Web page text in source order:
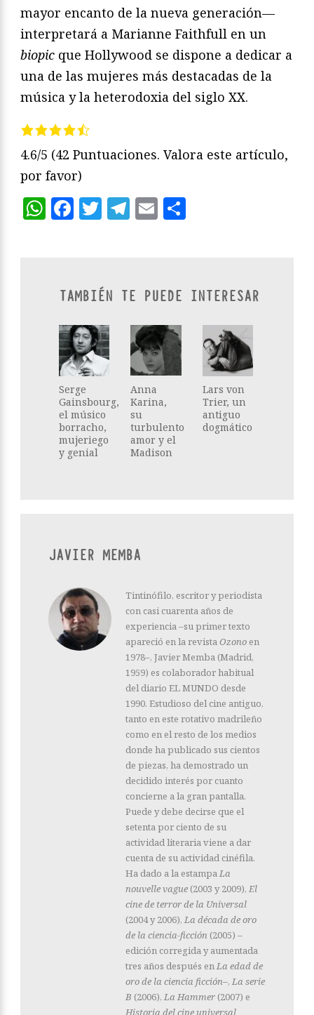
mayor encanto de la nueva generación—
interpretará a Marianne Faithfull en un
biopic que Hollywood se dispone a dedicar a
una de las mujeres más destacadas de la
música y la heterodoxia del siglo XX.
4.6/5 (42 Puntuaciones. Valora este artículo,
por favor)
WhatsApp
Facebook
Twitter
Telegram
Email
TAMBIÉN TE PUEDE INTERESAR
Serge
Gainsbourg,
el músico
borracho,
mujeriego
y genial
Anna
Karina,
su
turbulento
amor y el
Madison
Lars von
Trier, un
antiguo
dogmático
JAVIER MEMBA
Tintinófilo, escritor y periodista
con casi cuarenta años de
experiencia –su primer texto
apareció en la revistaOzono en
1978–, Javier Memba (Madrid,
1959) es colaborador habitual
del diario EL MUNDO desde
1990. Estudioso del cine antiguo,
tanto en este rotativo madrileño
como en el resto de los medios
donde ha publicado sus cientos
de piezas, ha demostrado un
decidido interés por cuanto
concierne a la gran pantalla.
Puede y debe decirse que el
setenta por ciento de su
actividad literaria viene a dar
cuenta de su actividad cinéfila.
Ha dado a la estampaLa
nouvelle vague (2003 y 2009), El
cine de terror de la Universal
(2004 y 2006), La década de oro
de la ciencia-ficción (2005) –
edición corregida y aumentada
tres años después enLa edad de
oro de la ciencia ficción–, La serie
B (2006), La Hammer (2007) e
Historia del cine universal